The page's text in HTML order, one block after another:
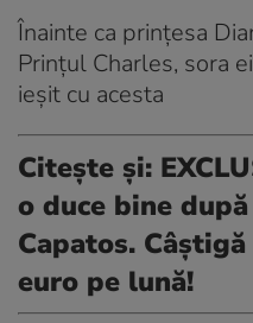
Înainte ca prințesa
Prințul Charles, sora
ieșit cu acesta
Citește și:
o duce bine
Capatos.
euro pe lună!